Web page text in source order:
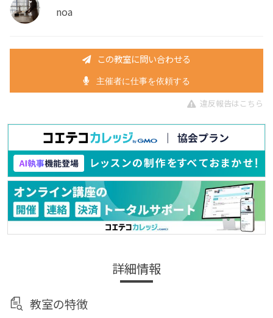
noa
この教室に問い合わせる
主催者に仕事を依頼する
違反報告はこちら
詳細情報
教室の特徴